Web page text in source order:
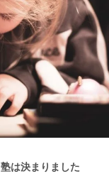
は決まりました